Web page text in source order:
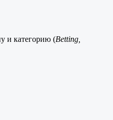
и категорию (Betting,